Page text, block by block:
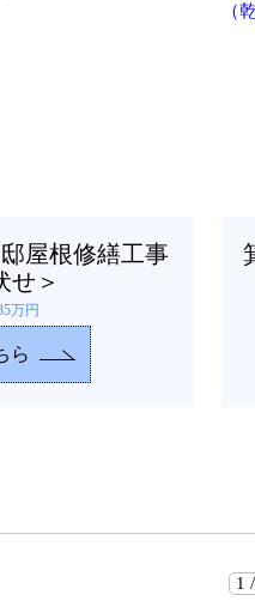
屋根修繕工事
せ＞
万円
ら
1